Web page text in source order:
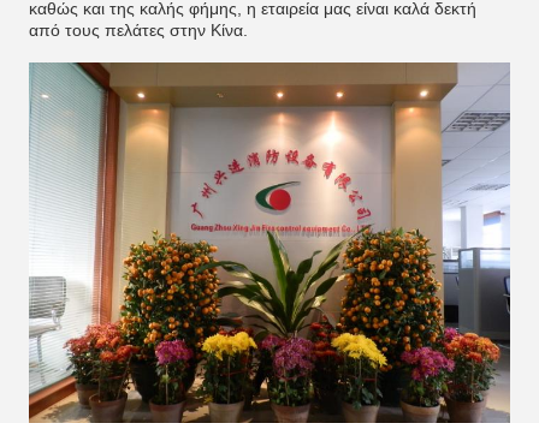
καθώς και της καλής φήμης, η εταιρεία μας είναι καλά δεκτή
από τους πελάτες στην Κίνα.